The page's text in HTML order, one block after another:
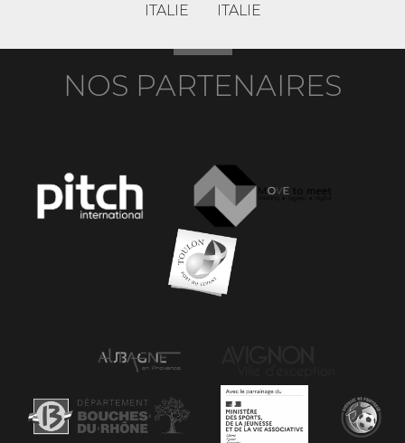
ITALIE ITALIE
NOS PARTENAIRES